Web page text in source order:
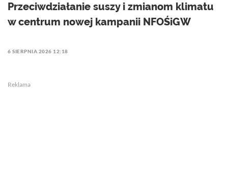
Przeciwdziałanie suszy i zmianom klimatu
w centrum nowej kampanii NFOŚiGW
6 SIERPNIA 2026 12:18
Reklama